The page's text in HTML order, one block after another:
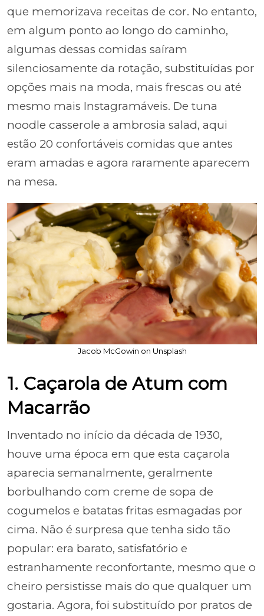
que memorizava receitas de cor. No entanto,
em algum ponto ao longo do caminho,
algumas dessas comidas saíram
silenciosamente da rotação, substituídas por
opções mais na moda, mais frescas ou até
mesmo mais Instagramáveis. De tuna
noodle casserole a ambrosia salad, aqui
estão 20 confortáveis comidas que antes
eram amadas e agora raramente aparecem
na mesa.
Jacob McGowin on Unsplash
1. Caçarola de Atum com
Macarrão
Inventado no início da década de 1930,
houve uma época em que esta caçarola
aparecia semanalmente, geralmente
borbulhando com creme de sopa de
cogumelos e batatas fritas esmagadas por
cima. Não é surpresa que tenha sido tão
popular: era barato, satisfatório e
estranhamente reconfortante, mesmo que o
cheiro persistisse mais do que qualquer um
gostaria. Agora, foi substituído por pratos de